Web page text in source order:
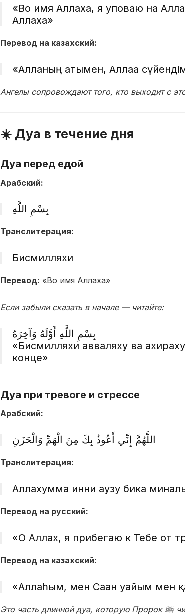
«Во имя Аллаха, я уповаю на
Аллаха»
Перевод на казахский:
«Алланың атымен, Аллаға
Ангелы сопровождают того, кто выходит с
☀️ Дуа в течение дня
Дуа перед едой
Арабский:
بِسْمِ اللَّهِ
Транслитерация:
Бисмилляхи
Перевод: «Во имя Аллаха»
Если забыли сказать в начале — читайте:
بِسْمِ اللَّهِ أَوَّلَهُ وَآخِرَهُ
«Бисмилляхи авваляху ва
конце»
Дуа при тревоге и стрессе
Арабский:
اللَّهُمَّ إِنِّي أَعُوذُ بِكَ مِنَ الْهَمِّ وَالْحَزَنِ
Транслитерация:
Аллахумма инни ағузу бика
Перевод на русский:
«О Аллах, я прибегаю к Тебе от
Перевод на казахский:
«Аллаһым, мен Саған уайым мен
Это часть длинной дуа, которую Пророк ﷺ читал в трудные моменты. Её можно повторять